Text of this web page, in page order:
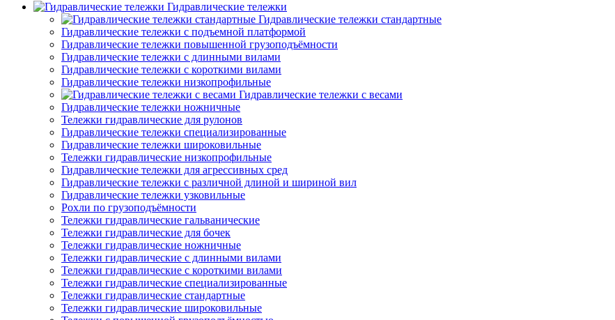
Гидравлические тележки
Гидравлические тележки стандартные
Гидравлические тележки с подъемной платформой
Гидравлические тележки повышенной грузоподъёмности
Гидравлические тележки с длинными вилами
Гидравлические тележки с короткими вилами
Гидравлические тележки низкопрофильные
Гидравлические тележки с весами
Гидравлические тележки ножничные
Тележки гидравлические для рулонов
Гидравлические тележки специализированные
Гидравлические тележки широковильные
Тележки гидравлические низкопрофильные
Гидравлические тележки для агрессивных сред
Гидравлические тележки с различной длиной и шириной вил
Гидравлические тележки узковильные
Рохли по грузоподъёмности
Тележки гидравлические гальванические
Тележки гидравлические для бочек
Тележки гидравлические ножничные
Тележки гидравлические с длинными вилами
Тележки гидравлические с короткими вилами
Тележки гидравлические специализированные
Тележки гидравлические стандартные
Тележки гидравлические широковильные